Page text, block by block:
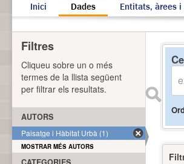
Inici Dades Entitats, àrees i
Filtres
Cliqueu sobre un o més
termes de la llista següent
per filtrar els resultats.
AUTORS
Paisatge i Hàbitat Urbà (1)
MOSTRAR MÉS AUTORS